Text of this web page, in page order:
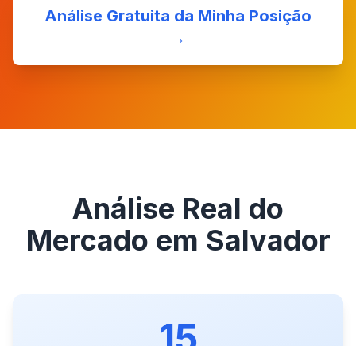
Análise Gratuita da Minha Posição
→
Análise Real do
Mercado em Salvador